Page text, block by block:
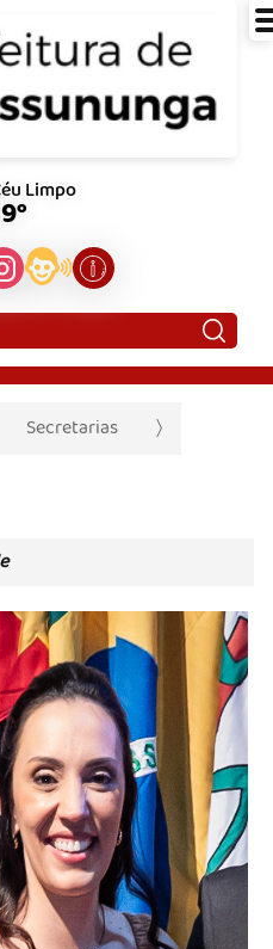
Limpo
Secretarias